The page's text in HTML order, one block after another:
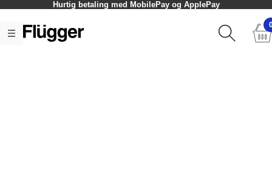
Hurtig betaling med MobilePay og ApplePay